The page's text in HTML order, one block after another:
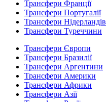
Трансфери Франції
Трансфери Португалії
Трансфери Нідерландів
Трансфери Туреччини
Трансфери Європи
Трансфери Бразилії
Трансфери Аргентини
Трансфери Америки
Трансфери Африки
Трансфери Азії